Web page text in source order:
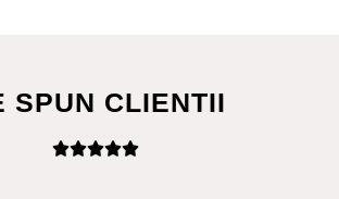
SPUN CLIENTII